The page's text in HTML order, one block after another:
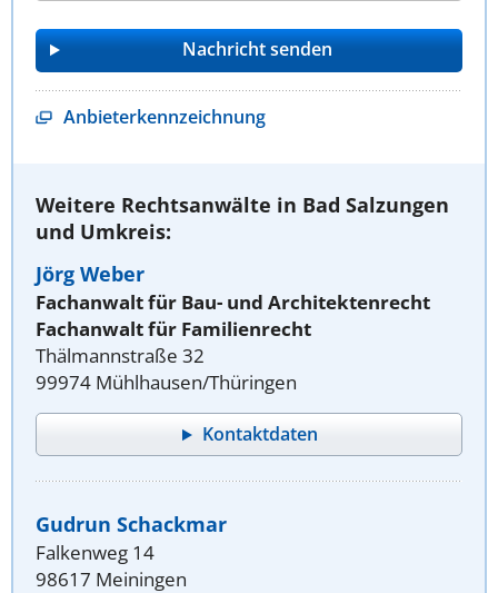
Anbieterkennzeichnung
Weitere Rechtsanwälte in Bad Salzungen
und Umkreis:
Jörg Weber
Fachanwalt für Bau- und Architektenrecht
Fachanwalt für Familienrecht
Thälmannstraße 32
99974 Mühlhausen/Thüringen
Kontaktdaten
Gudrun Schackmar
Falkenweg 14
98617 Meiningen